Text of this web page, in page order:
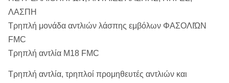
ΛΑΣΠΗ
Τρηπλή μονάδα αντλιών λάσπης εμβόλων ΦΑΣΟΛΙΏΝ
FMC
Τρηπλή αντλία M18 FMC
Τρηπλή αντλία, τρηπλοί προμηθευτές αντλιών και